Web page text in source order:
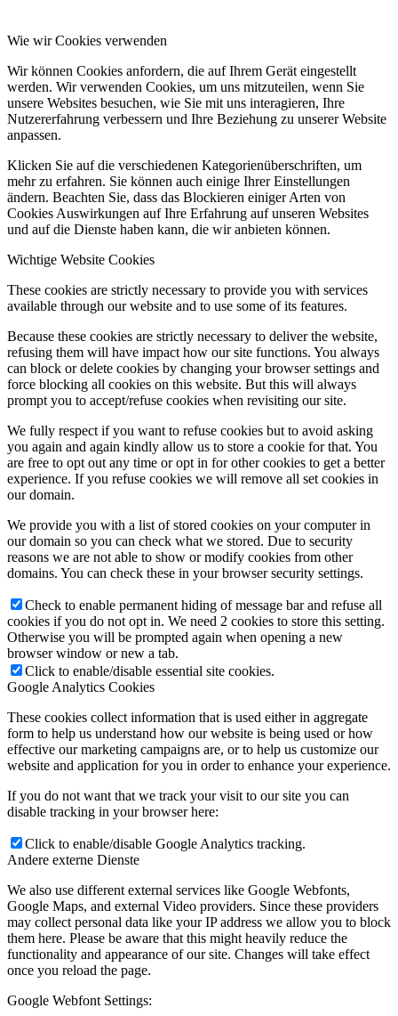
Wie wir Cookies verwenden
Wir können Cookies anfordern, die auf Ihrem Gerät eingestellt
werden. Wir verwenden Cookies, um uns mitzuteilen, wenn Sie
unsere Websites besuchen, wie Sie mit uns interagieren, Ihre
Nutzererfahrung verbessern und Ihre Beziehung zu unserer Website
anpassen.
Klicken Sie auf die verschiedenen Kategorienüberschriften, um
mehr zu erfahren. Sie können auch einige Ihrer Einstellungen
ändern. Beachten Sie, dass das Blockieren einiger Arten von
Cookies Auswirkungen auf Ihre Erfahrung auf unseren Websites
und auf die Dienste haben kann, die wir anbieten können.
Wichtige Website Cookies
These cookies are strictly necessary to provide you with services
available through our website and to use some of its features.
Because these cookies are strictly necessary to deliver the website,
refusing them will have impact how our site functions. You always
can block or delete cookies by changing your browser settings and
force blocking all cookies on this website. But this will always
prompt you to accept/refuse cookies when revisiting our site.
We fully respect if you want to refuse cookies but to avoid asking
you again and again kindly allow us to store a cookie for that. You
are free to opt out any time or opt in for other cookies to get a better
experience. If you refuse cookies we will remove all set cookies in
our domain.
We provide you with a list of stored cookies on your computer in
our domain so you can check what we stored. Due to security
reasons we are not able to show or modify cookies from other
domains. You can check these in your browser security settings.
Check to enable permanent hiding of message bar and refuse all
cookies if you do not opt in. We need 2 cookies to store this setting.
Otherwise you will be prompted again when opening a new
browser window or new a tab.
Click to enable/disable essential site cookies.
Google Analytics Cookies
These cookies collect information that is used either in aggregate
form to help us understand how our website is being used or how
effective our marketing campaigns are, or to help us customize our
website and application for you in order to enhance your experience.
If you do not want that we track your visit to our site you can
disable tracking in your browser here:
Click to enable/disable Google Analytics tracking.
Andere externe Dienste
We also use different external services like Google Webfonts,
Google Maps, and external Video providers. Since these providers
may collect personal data like your IP address we allow you to block
them here. Please be aware that this might heavily reduce the
functionality and appearance of our site. Changes will take effect
once you reload the page.
Google Webfont Settings: